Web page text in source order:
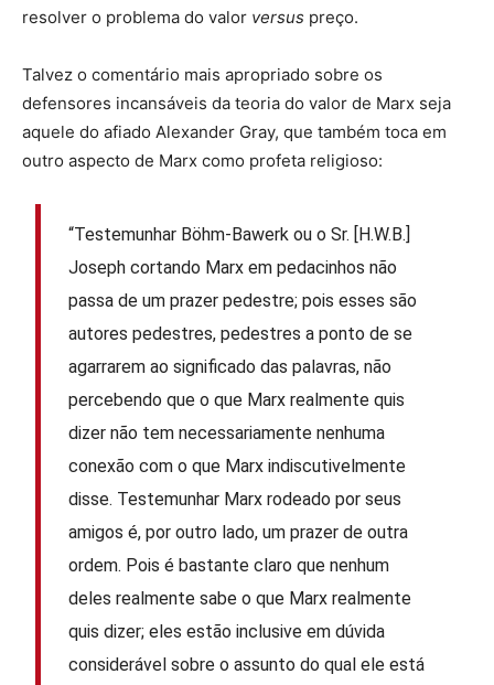
resolver o problema do valor versus preço.
Talvez o comentário mais apropriado sobre os
defensores incansáveis da teoria do valor de Marx seja
aquele do afiado Alexander Gray, que também toca em
outro aspecto de Marx como profeta religioso:
“Testemunhar Böhm-Bawerk ou o Sr. [H.W.B.]
Joseph cortando Marx em pedacinhos não
passa de um prazer pedestre; pois esses são
autores pedestres, pedestres a ponto de se
agarrarem ao significado das palavras, não
percebendo que o que Marx realmente quis
dizer não tem necessariamente nenhuma
conexão com o que Marx indiscutivelmente
disse. Testemunhar Marx rodeado por seus
amigos é, por outro lado, um prazer de outra
ordem. Pois é bastante claro que nenhum
deles realmente sabe o que Marx realmente
quis dizer; eles estão inclusive em dúvida
considerável sobre o assunto do qual ele está